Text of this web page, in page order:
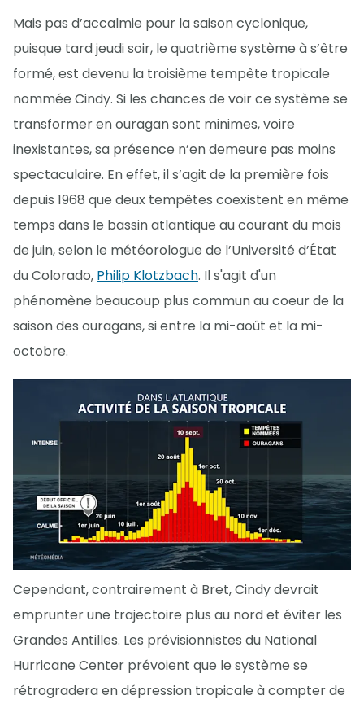
Mais pas d’accalmie pour la saison cyclonique,
puisque tard jeudi soir, le quatrième système à s’être
formé, est devenu la troisième tempête tropicale
nommée Cindy. Si les chances de voir ce système se
transformer en ouragan sont minimes, voire
inexistantes, sa présence n’en demeure pas moins
spectaculaire. En effet, il s’agit de la première fois
depuis 1968 que deux tempêtes coexistent en même
temps dans le bassin atlantique au courant du mois
de juin, selon le météorologue de l’Université d’État
du Colorado, Philip Klotzbach. Il s'agit d'un
phénomène beaucoup plus commun au coeur de la
saison des ouragans, si entre la mi-août et la mi-
octobre.
Cependant, contrairement à Bret, Cindy devrait
emprunter une trajectoire plus au nord et éviter les
Grandes Antilles. Les prévisionnistes du National
Hurricane Center prévoient que le système se
rétrogradera en dépression tropicale à compter de